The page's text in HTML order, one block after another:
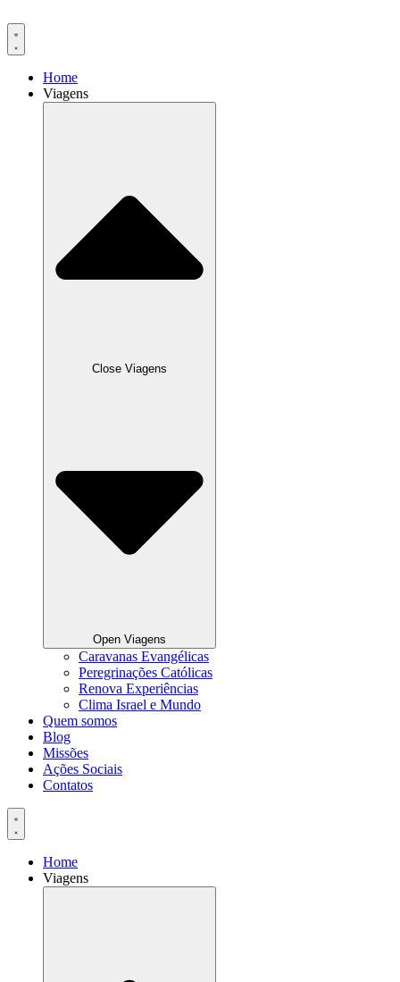
para
Home
Viagens
Close Viagens
Open Viagens
Caravanas Evangélicas
Peregrinações Católicas
Renova Experiências
Clima Israel e Mundo
Quem somos
Blog
Missões
Ações Sociais
Contatos
Home
Viagens